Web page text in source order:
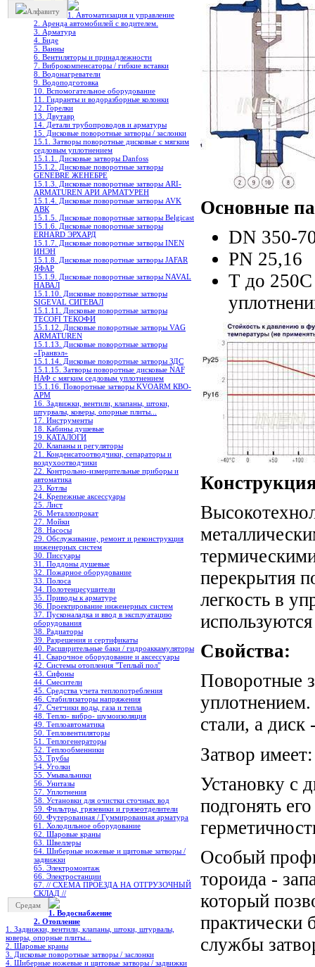
Алфавиту
1. Автоматизация и управление
2. Аренда автомобилей с водителем.
3. Арматура
4. Биде
5. Ванны
6. Вентиляторы и принадлежности
7. Виброкомпенсаторы / гибкие вставки
8. Водонагреватели
9. Водоподготовка
10. Вспомогательное оборудование
11. Гидранты и водоразборные колонки
12. Горелки
13. Двутавр
14. Детали трубопроводов и арматуры
15. Дисковые поворотные затворы / заслонки
15.1. Затворы поворотные дисковые с мягким
седловым уплотнением
15.1.1. Дисковые затворы Danfoss
15.1.2. Дисковые поворотныe затворы
GENEBRE ЖЕНЕБРЕ
15.1.3. Дисковые поворотные затворы ARI-
ARMATUREN АРИ АРМАТУРЕН
15.1.4. Дисковые поворотные затворы AVK
АВК
15.1.5. Дисковые поворотные затворы Belgicast
15.1.6. Дисковые поворотные затворы
ERHARD ЭРХАРД
15.1.7. Дисковые поворотные затворы INEN
ИНЭН
15.1.8. Дисковые поворотные затворы JAFAR
ЯФАР
15.1.9. Дисковые поворотные затворы NAVAL
НАВАЛ
15.1.10. Дисковые поворотные затворы
SIGEVAL СИГЕВАЛ
15.1.11. Дисковые поворотные затворы
TECOFI ТЕКОФИ
15.1.12. Дисковые поворотные затворы VAG
ARMATUREN
15.1.13. Дисковые поворотные затворы
«Гранвэл»
15.1.14. Дисковые поворотные затворы ЗДС
15.1.15. Затворы поворотные дисковые NAF
НАФ с мягким седловым уплотнением
15.1.16. Поворотные затворы KVOARM КВО-
АРМ
16. Задвижки, вентили, клапаны, штоки,
штурвалы, коверы, опорные плиты...
17. Инструменты
18. Кабины душевые
19. КАТАЛОГИ
20. Клапаны и регуляторы
21. Конденсатоотводчики, сепараторы и
воздухоотводчики
22. Контрольно-измерительные приборы и
автоматика
23. Котлы
24. Крепежные аксессуары
25. Лист
26. Металлопрокат
27. Мойки
28. Насосы
29. Обслуживание, ремонт и реконструкция
инженерных систем
30. Писсуары
31. Поддоны душевые
32. Пожарное оборудование
33. Полоса
34. Полотенцесушители
35. Приводы к арматуре
36. Проектирование инженерных систем
37. Пусконаладка и ввод в эксплуатацию
оборудования
38. Радиаторы
39. Разрешения и сертификаты
40. Расширительные баки / гидроаккамуляторы
41. Сварочное оборудование и аксессуары
42. Системы отопления "Теплый пол"
43. Сифоны
44. Смесители
45. Средства учета теплопотребления
46. Стабилизаторы напряжения
47. Счетчики воды, газа и тепла
48. Тепло- вибро- шумоизоляция
49. Теплоавтоматика
50. Тепловентиляторы
51. Теплогенераторы
52. Теплообменники
53. Трубы
54. Уголки
55. Умывальники
56. Унитазы
57. Уплотнения
58. Установки для очистки сточных вод
59. Фильтры, грязевики и грязеотделители
60. Футерованная / Гуммированная арматура
61. Холодильное oборудование
62. Шаровые краны
63. Швеллеры
64. Шиберные ножевые и щитовые затворы /
задвижки
65. Электромонтаж
66. Электростанции
67. // СХЕМА ПРОЕЗДА НА ОТГРУЗОЧНЫЙ
СКЛАД //
Средам
1. Водоснабжение
2. Отопление
1. Задвижки, вентили, клапаны, штоки, штурвалы,
коверы, опорные плиты...
2. Шаровые краны
3. Дисковые поворотные затворы / заслонки
4. Шиберные ножевые и щитовые затворы / задвижки
Основные
DN 350-
PN 25,16
T до
перекрытия
легкость в
Свойства:
Поворотные
уплотнением.
стали, а
Затвор имеет:
Установку с
подгонять
Особый
тороида -
который
практически
службы